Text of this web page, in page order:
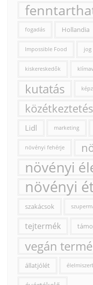
fogadás Hollandia
Impossible Food jog
kiskereskedők
kutatás
közétkeztetés
Lidl marketing
növényi fehérje
növényi
növényi
szakácsok
tejtermék
vegán
állatjólét